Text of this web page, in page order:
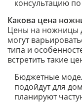
консультацию
Какова цена
Цены на ножницы
могут
типа и
встретить такие
Бюджетные
подойдут для
планируют